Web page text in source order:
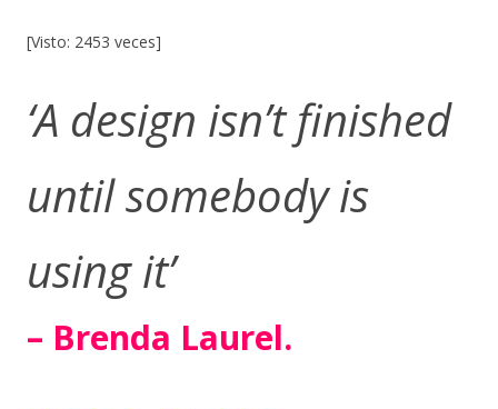
[Visto: 2453 veces]
‘A design isn’t finished
until somebody is
using it’
– Brenda Laurel.